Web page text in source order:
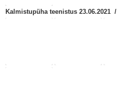
Kalmistupüha teenistus 23.06.2021 /